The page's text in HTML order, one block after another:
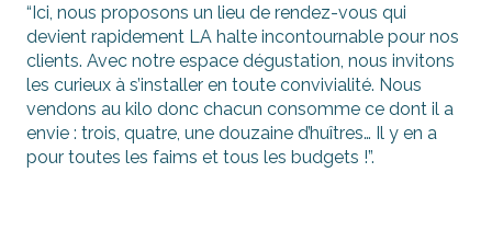
“Ici, nous proposons un lieu de rendez-vous qui
devient rapidement LA halte incontournable pour nos
clients. Avec notre espace dégustation, nous invitons
les curieux à s’installer en toute convivialité. Nous
vendons au kilo donc chacun consomme ce dont il a
envie : trois, quatre, une douzaine d’huîtres… Il y en a
pour toutes les faims et tous les budgets !”.